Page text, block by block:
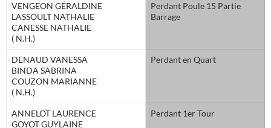
VENGEON GÉRALDINE
LASSOULT NATHALIE
CANESSE NATHALIE
( N.H.)
Perdant Poule 15 Partie
Barrage
DENAUD VANESSA
BINDA SABRINA
COUZON MARIANNE
( N.H.)
Perdant en Quart
ANNELOT LAURENCE
GOYOT GUYLAINE
Perdant 1er Tour